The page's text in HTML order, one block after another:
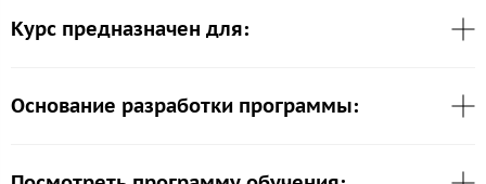
Курс предназначен для:
Основание разработки программы: